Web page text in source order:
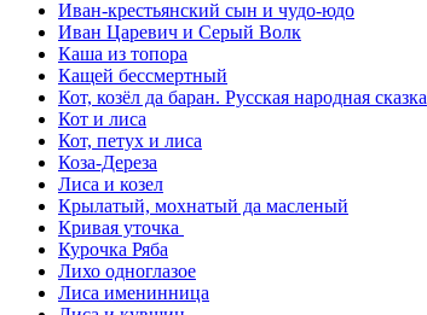
Иван-крестьянский сын и чудо-юдо
Иван Царевич и Серый Волк
Каша из топора
Кащей бессмертный
Кот, козёл да баран. Русская народная сказка
Кот и лиса
Кот, петух и лиса
Коза-Дереза
Лиса и козел
Крылатый, мохнатый да масленый
Кривая уточка
Курочка Ряба
Лихо одноглазое
Лиса именинница